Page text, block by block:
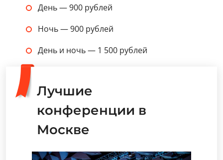
День — 900 рублей
Ночь — 900 рублей
День и ночь — 1 500 рублей
Лучшие
конференции в
Москве